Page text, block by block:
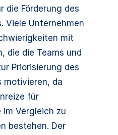
die Förderung des
Viele Unternehmen
mit
die die Teams und
Priorisierung des
motivieren, da
für
im Vergleich zu
bestehen. Der